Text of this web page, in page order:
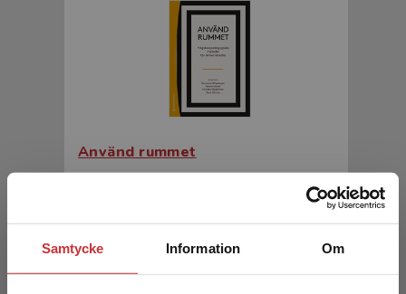
Samtycke Information Om
Använd rummet
Exkl. moms: 332 kr